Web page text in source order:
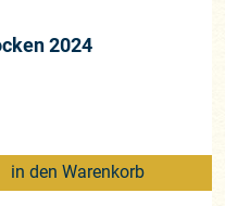
2024
in den Warenkorb